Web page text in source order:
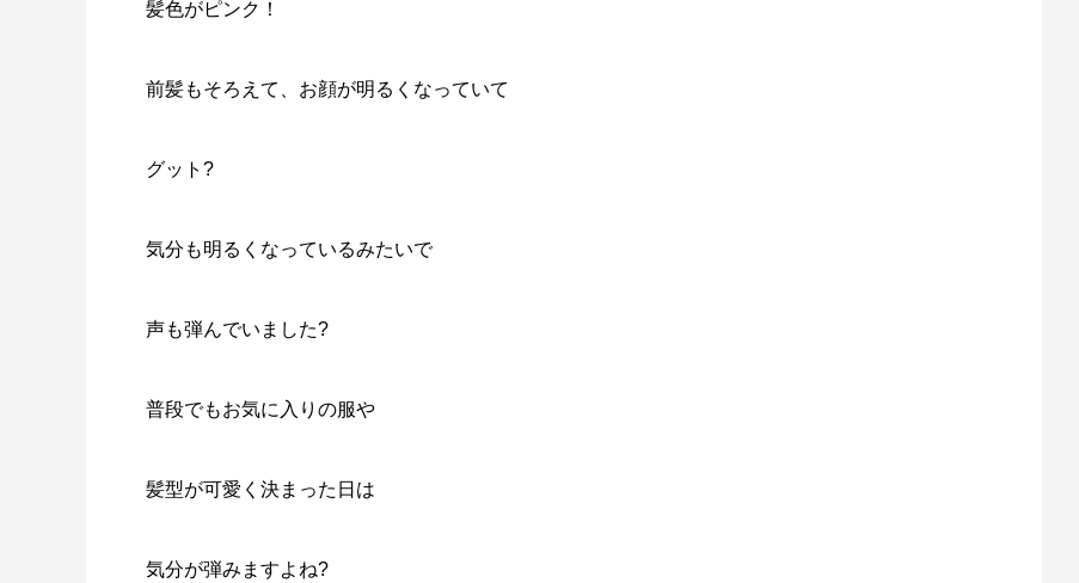
髪色がピンク！
前髪もそろえて、お顔が明るくなっていて
グット?
気分も明るくなっているみたいで
声も弾んでいました?
普段でもお気に入りの服や
髪型が可愛く決まった日は
気分が弾みますよね?